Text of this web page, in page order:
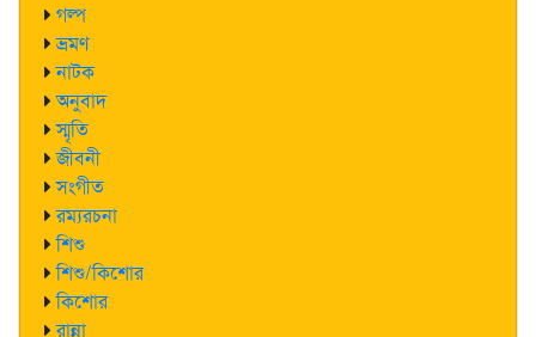
গল্প
ভ্রমণ
নাটক
অনুবাদ
স্মৃতি
জীবনী
সংগীত
রম্যরচনা
শিশু
শিশু/কিশোর
কিশোর
রান্না